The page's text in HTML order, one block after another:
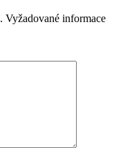
Vyžadované informace